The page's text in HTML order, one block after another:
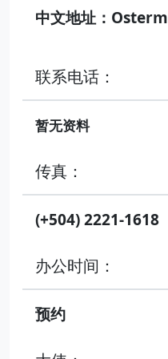
中文地址：
联系电话：
暂无资料
传真：
(+504) 2221-1618
办公时间：
预约